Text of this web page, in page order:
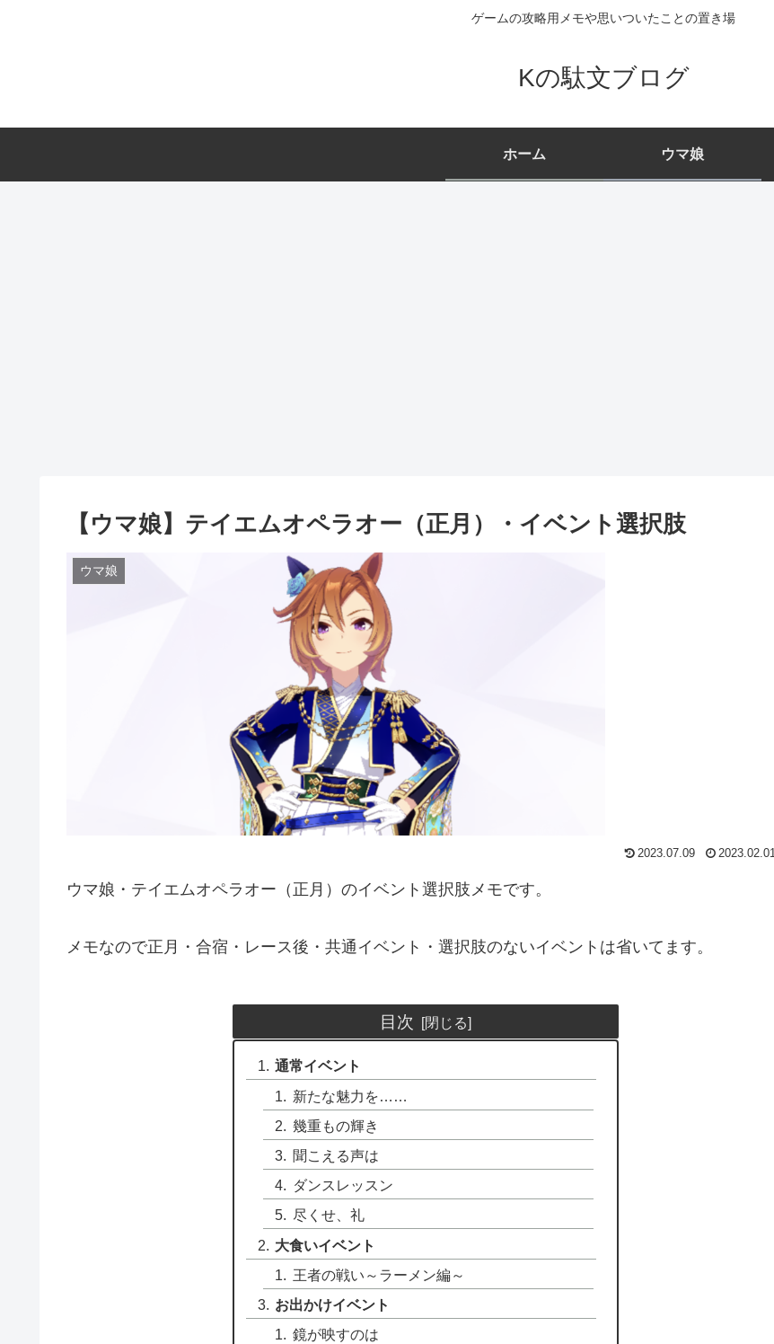
ゲームの攻略用メモや思いついたことの置き場
Kの駄文ブログ
ホーム ウマ娘
【ウマ娘】テイエムオペラオー（正月）・イベント選択肢
ウマ娘
2023.07.09 2023.02.01
ウマ娘・テイエムオペラオー（正月）のイベント選択肢メモです。
メモなので正月・合宿・レース後・共通イベント・選択肢のないイベントは省いてます。
目次
通常イベント
新たな魅力を……
幾重もの輝き
聞こえる声は
ダンスレッスン
尽くせ、礼
大食いイベント
王者の戦い～ラーメン編～
お出かけイベント
鏡が映すのは